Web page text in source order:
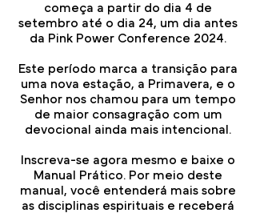
começa a partir do dia 4 de
setembro até o dia 24, um dia antes
da Pink Power Conference 2024.
Este período marca a transição para
uma nova estação, a Primavera, e o
Senhor nos chamou para um tempo
de maior consagração com um
devocional ainda mais intencional.
Inscreva-se agora mesmo e baixe o
Manual Prático. Por meio deste
manual, você entenderá mais sobre
as disciplinas espirituais e receberá